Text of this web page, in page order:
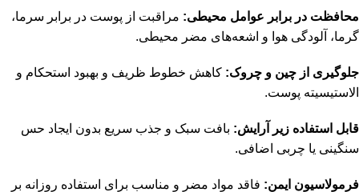
محافظت در برابر عوامل محیطی: مراقبت از پوست در برابر سرما،
گرما، آلودگی هوا و اشعه‌های مضر محیطی.
جلوگیری از چین و چروک: کاهش خطوط ظریف و بهبود استحکام و
الاستیسیته پوست.
قابل استفاده زیر آرایش: بافت سبک و جذب سریع بدون ایجاد حس
سنگینی یا چربی اضافی.
فرمولاسیون ایمن: فاقد مواد مضر و مناسب برای استفاده روزانه بر